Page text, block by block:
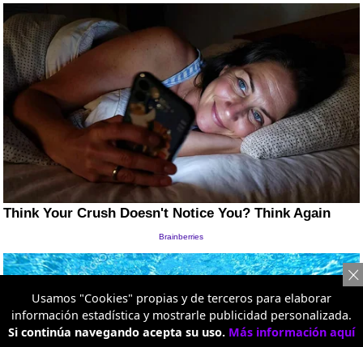
Usamos "Cookies" propias y de terceros para elaborar
información estadística y mostrarle publicidad personalizada.
Si continúa navegando acepta su uso. Más información aquí